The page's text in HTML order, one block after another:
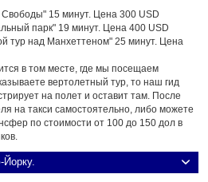
15 минут. Цена 300 USD
парк" 19 минут. Цена 400 USD
тур над Манхеттеном" 25 минут. Цена
в том месте, где мы посещаем
вертолетный тур, то наш гид
на полет и оставит там. После
на такси самостоятельно, либо можете
по стоимости от 100 до 150 дол в
Йорку.